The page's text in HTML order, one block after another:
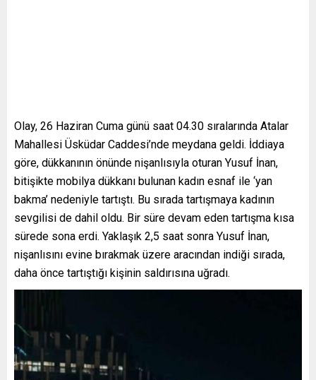
Olay, 26 Haziran Cuma günü saat 04.30 sıralarında Atalar
Mahallesi Üsküdar Caddesi’nde meydana geldi. İddiaya
göre, dükkanının önünde nişanlısıyla oturan Yusuf İnan,
bitişikte mobilya dükkanı bulunan kadın esnaf ile ‘yan
bakma’ nedeniyle tartıştı. Bu sırada tartışmaya kadının
sevgilisi de dahil oldu. Bir süre devam eden tartışma kısa
sürede sona erdi. Yaklaşık 2,5 saat sonra Yusuf İnan,
nişanlısını evine bırakmak üzere aracından indiği sırada,
daha önce tartıştığı kişinin saldırısına uğradı.